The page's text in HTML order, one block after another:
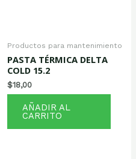
Productos para mantenimiento
PASTA TÉRMICA DELTA
COLD 15.2
$18,00
AÑADIR AL
CARRITO